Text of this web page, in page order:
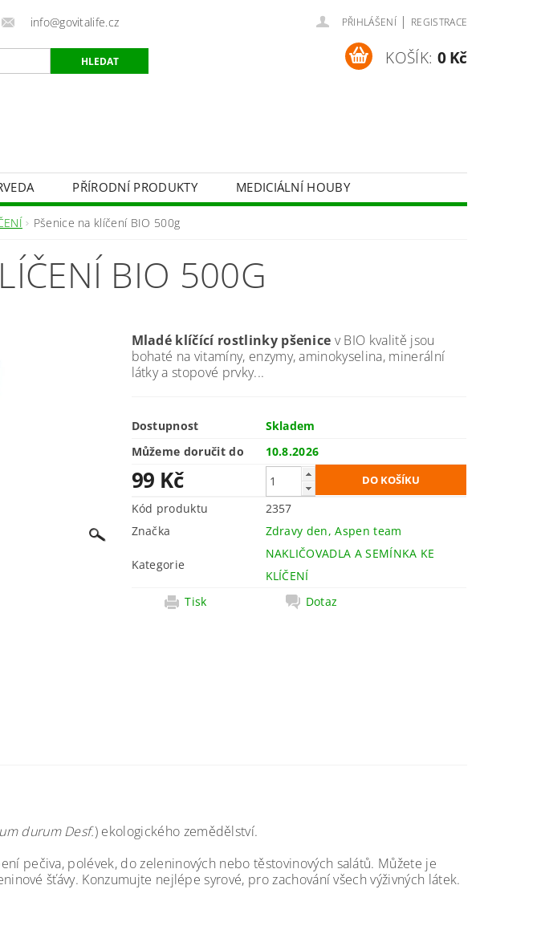
info@govitalife.cz PŘIHLÁŠENÍ | REGISTRACE
KOŠÍK: 0 Kč
PŘÍRODNÍ PRODUKTY
MEDICIÁLNÍ HOUBY
SNÍDANĚ BYLINY
Pšenice na klíčení BIO 500g
BIO 500G
Mladé klíčící rostlinky pšenice v BIO kvalitě jsou
bohaté na vitamíny, enzymy, aminokyselina, minerální
látky a stopové prvky...
Dostupnost
Skladem
Můžeme doručit do
10.8.2026
99 Kč
Kód produktu
2357
Značka
Zdravy den, Aspen team
Kategorie
NAKLIČOVADLA A SEMÍNKA KE
KLÍČENÍ
Tisk
Dotaz
durum Desf.) ekologického zemědělství.
pečiva, polévek, do zeleninových nebo těstovinových salátů. Můžete je
šťávy. Konzumujte nejlépe syrové, pro zachování všech výživných látek.